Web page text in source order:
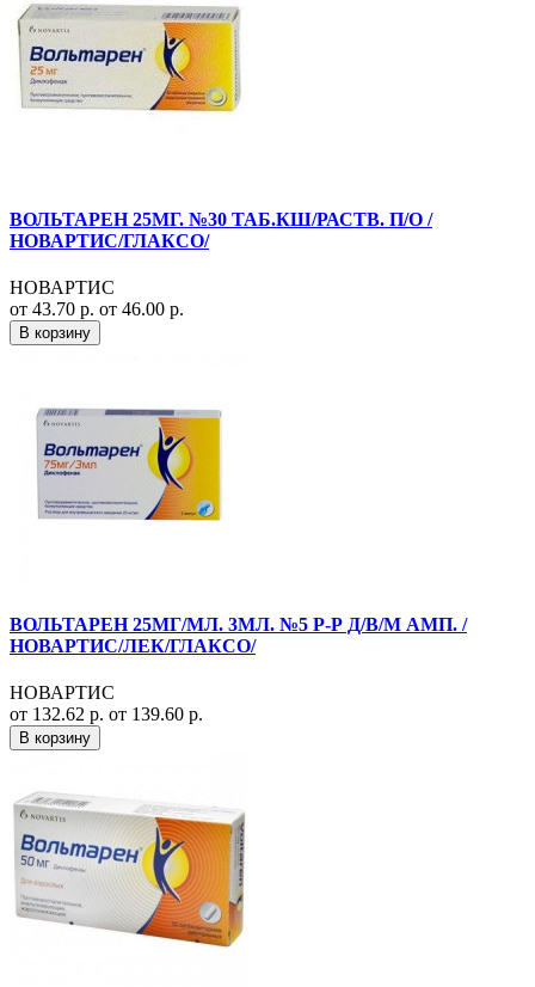
ВОЛЬТАРЕН 25МГ. №30 ТАБ.КШ/РАСТВ. П/О /
НОВАРТИС/ГЛАКСО/
НОВАРТИС
от 43.70 р. от 46.00 р.
В корзину
ВОЛЬТАРЕН 25МГ/МЛ. 3МЛ. №5 Р-Р Д/В/М АМП. /
НОВАРТИС/ЛЕК/ГЛАКСО/
НОВАРТИС
от 132.62 р. от 139.60 р.
В корзину